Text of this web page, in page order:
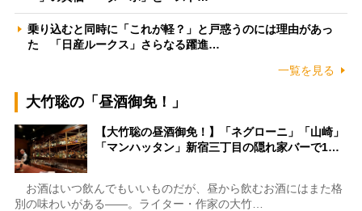
乗り込むと同時に「これが軽？」と戸惑うのには理由があっ
た 「日産ルークス」さらなる躍進…
一覧を見る
大竹聡の「昼酒御免！」
【大竹聡の昼酒御免！】「ネグローニ」「山崎」
「マンハッタン」新宿三丁目の隠れ家バーで1…
お酒はいつ飲んでもいいものだが、昼から飲むお酒にはまた格
別の味わいがある――。ライター・作家の大竹…